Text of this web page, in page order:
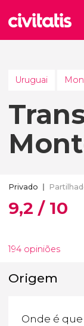
Uruguai
Privado
9,2 / 10
194 opiniões
Origem